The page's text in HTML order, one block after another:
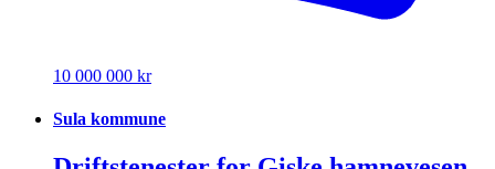
10 000 000 kr
Sula kommune